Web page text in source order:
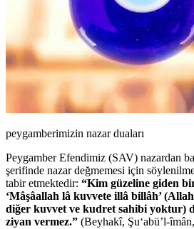
peygamberimizin nazar duaları
Peygamber Efendimiz (SAV) nazardan
şerifinde nazar değmemesi için
tabir etmektedir: “Kim güzeline giden
‘Mâşâallah lâ kuvvete illâ billâh’
diğer kuvvet ve kudret sahibi yoktur)
ziyan vermez.” (Beyhakî, Şu‘abü’l-